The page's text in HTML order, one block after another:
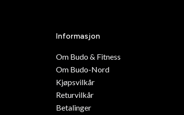
Informasjon
Om Budo & Fitness
Om Budo-Nord
Kjøpsvilkår
Returvilkår
Betalinger